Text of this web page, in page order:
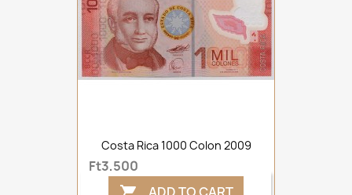
Costa Rica 1000 Colon 2009
Ft3,500